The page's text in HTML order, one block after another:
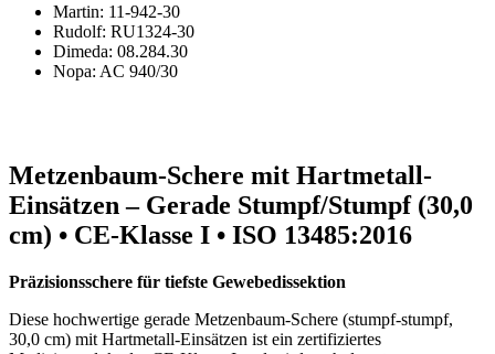
Martin: 11-942-30
Rudolf: RU1324-30
Dimeda: 08.284.30
Nopa: AC 940/30
Metzenbaum-Schere mit Hartmetall-
Einsätzen – Gerade Stumpf/Stumpf (30,0
cm) • CE-Klasse I • ISO 13485:2016
Präzisionsschere für tiefste Gewebedissektion
Diese hochwertige gerade Metzenbaum-Schere (stumpf-stumpf,
30,0 cm) mit Hartmetall-Einsätzen ist ein zertifiziertes